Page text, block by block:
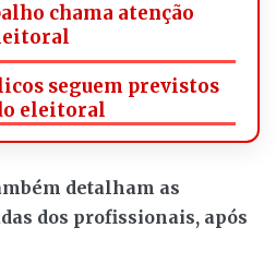
chama atenção
seguem previstos
eleitoral
detalham as
dos profissionais, após